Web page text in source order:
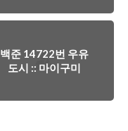
백준 14722번 우유
도시 :: 마이구미